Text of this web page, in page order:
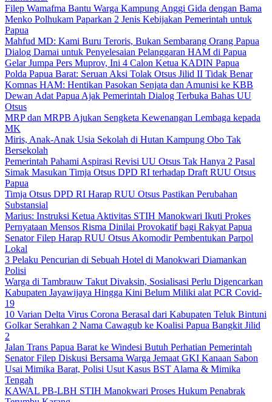
Filep Wamafma Bantu Warga Kampung Anggi Gida dengan Bama
Menko Polhukam Paparkan 2 Jenis Kebijakan Pemerintah untuk
Papua
Mahfud MD: Kami Buru Teroris, Bukan Sembarang Orang Papua
Dialog Damai untuk Penyelesaian Pelanggaran HAM di Papua
Gelar Jumpa Pers Muprov, Ini 4 Calon Ketua KADIN Papua
Polda Papua Barat: Seruan Aksi Tolak Otsus Jilid II Tidak Benar
Komnas HAM: Hentikan Pasokan Senjata dan Amunisi ke KBB
Dewan Adat Papua Ajak Pemerintah Dialog Terbuka Bahas UU
Otsus
MRP dan MRPB Ajukan Sengketa Kewenangan Lembaga kepada
MK
Miris, Anak-Anak Usia Sekolah di Hutan Kampung Obo Tak
Bersekolah
Pemerintah Pahami Aspirasi Revisi UU Otsus Tak Hanya 2 Pasal
Simak Masukan Timja Otsus DPD RI terhadap Draft RUU Otsus
Papua
Timja Otsus DPD RI Harap RUU Otsus Pastikan Perubahan
Substansial
Marius: Instruksi Ketua Aktivitas STIH Manokwari Ikuti Prokes
Pernyataan Mensos Risma Dinilai Provokatif bagi Rakyat Papua
Senator Filep Harap RUU Otsus Akomodir Pembentukan Parpol
Lokal
3 Pelaku Pencurian di Sebuah Hotel di Manokwari Diamankan
Polisi
Warga di Tambrauw Takut Divaksin, Sosialisasi Perlu Digencarkan
Kabupaten Jayawijaya Hingga Kini Belum Miliki alat PCR Covid-
19
10 Varian Delta Virus Corona Berasal dari Kabupaten Teluk Bintuni
Golkar Serahkan 2 Nama Cawagub ke Koalisi Papua Bangkit Jilid
2
Jalan Trans Papua Barat ke Windesi Butuh Perhatian Pemerintah
Senator Filep Diskusi Bersama Warga Jemaat GKI Kanaan Sabon
Usai Mimika Barat, Polisi Usut Kasus BST Alama & Mimika
Tengah
KAWAL PB-LBH STIH Manokwari Proses Hukum Penabrak